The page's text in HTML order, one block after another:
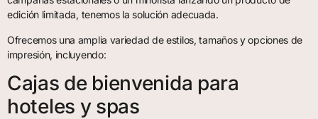
edición limitada, tenemos la solución adecuada.
Ofrecemos una amplia variedad de estilos, tamaños y opciones de
impresión, incluyendo:
Cajas de bienvenida para
hoteles y spas